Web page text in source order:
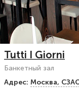
Tutti I Giorni
Банкетный зал
Адрес: Москва,